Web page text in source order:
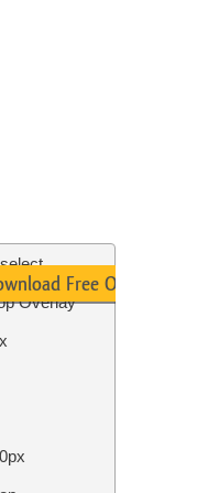
Overlay
Free Overlay